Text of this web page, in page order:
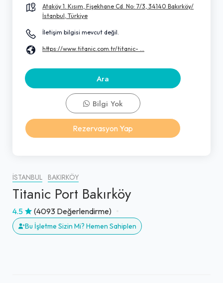
İSTANBUL BAKIRKÖY
Titanic Port Bakırköy
4.5 (4093 Değerlendirme)
Bu İşletme Sizin Mi? Hemen Sahiplen
Ataköy 1. Kısım, Fişekhane Cd. No: 7/3, 34140 Bakırköy/
İstanbul, Türkiye
İletişim bilgisi mevcut değil.
https://www.titanic.com.tr/titanic- ...
Ara
Bilgi Yok
Rezervasyon Yap